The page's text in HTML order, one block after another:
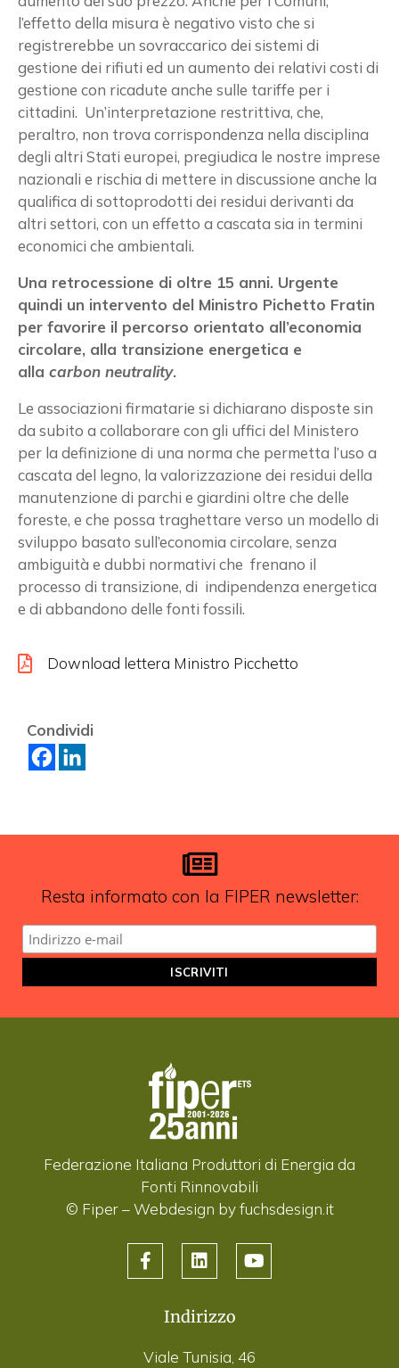
l’effetto della misura è negativo visto che si
registrerebbe un sovraccarico dei sistemi di
gestione dei rifiuti ed un aumento dei relativi costi di
gestione con ricadute anche sulle tariffe per i
cittadini. Un’interpretazione restrittiva, che,
peraltro, non trova corrispondenza nella disciplina
degli altri Stati europei, pregiudica le nostre imprese
nazionali e rischia di mettere in discussione anche la
qualifica di sottoprodotti dei residui derivanti da
altri settori, con un effetto a cascata sia in termini
economici che ambientali.
Una retrocessione di oltre 15 anni. Urgente
quindi un intervento del Ministro Pichetto Fratin
per favorire il percorso orientato all’economia
circolare, alla transizione energetica e
alla carbon neutrality.
Le associazioni firmatarie si dichiarano disposte sin
da subito a collaborare con gli uffici del Ministero
per la definizione di una norma che permetta l’uso a
cascata del legno, la valorizzazione dei residui della
manutenzione di parchi e giardini oltre che delle
foreste, e che possa traghettare verso un modello di
sviluppo basato sull’economia circolare, senza
ambiguità e dubbi normativi che frenano il
processo di transizione, di indipendenza energetica
e di abbandono delle fonti fossili.
Download lettera Ministro Picchetto
Condividi
Resta informato con la FIPER newsletter:
Federazione Italiana Produttori di Energia da
Fonti Rinnovabili
© Fiper –Webdesign by fuchsdesign.it
Indirizzo
Viale Tunisia, 46
Vuoi restare in contatto con
FIPER e ricevere notizie e
aggiornamenti?
ISCRIVITI ALLA NEWSLETTER